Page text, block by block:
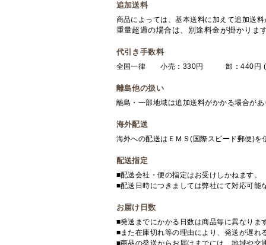
追加送料
商品によっては、基本送料に加えて追加送
重量超過の場合は、別途料金が掛かりま
代引き手数料
全国一律 小売：330円 卸：440円 (
離島他の扱い
離島・一部地域は追加送料がかかる場合が
海外配送
海外への配送はＥＭＳ(国際スピード郵便)
配送指定
■配送会社・便の指定はお受けしかねます。
■配送日時につきましては弊社にて対応可能
お届け日数
■発送までにかかる日数は商品毎に異なりま
■また在庫切れ等の理由により、発送が遅れ
■商品の発送からお届けまでには、地域や交